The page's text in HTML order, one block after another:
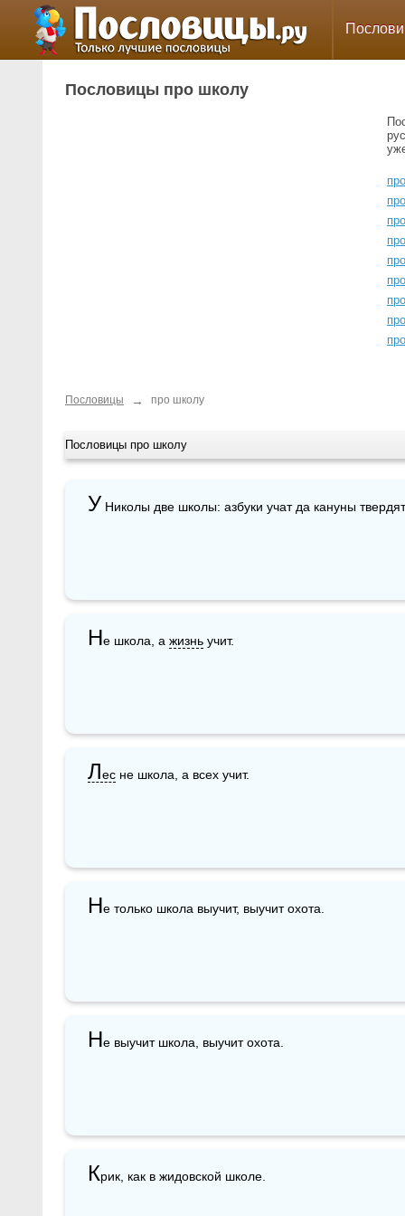
Пословицы про школу
Пословицы → про школу
Пословицы про школу
У Николы две школы: азбуки учат да кануны
Не школа, а жизнь учит.
Лес не школа, а всех учит.
Не только школа выучит, выучит охота.
Не выучит школа, выучит охота.
Крик, как в жидовской школе.